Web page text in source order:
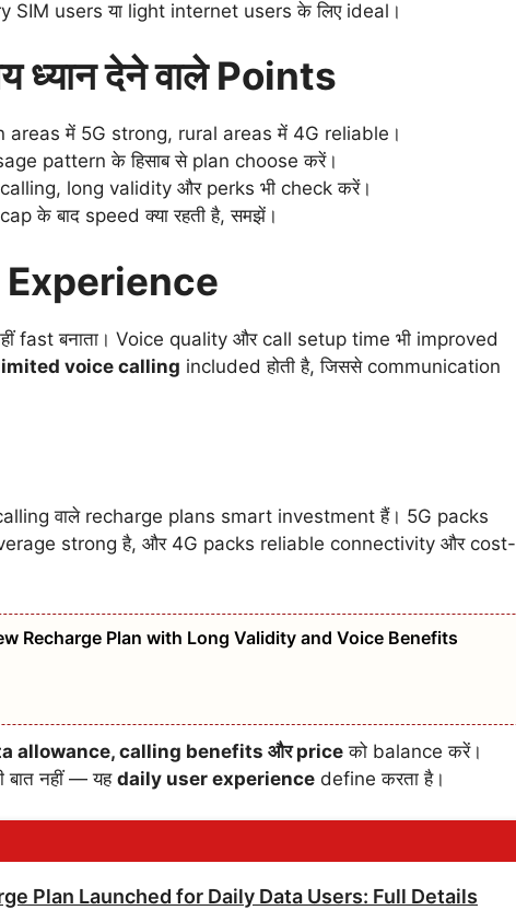
users या light internet users के लिए ideal।
देने वाले Points
areas में 5G strong, rural areas में 4G reliable।
pattern के हिसाब से plan choose करें।
long validity और perks भी check करें।
के बाद speed क्या रहती है, समझें।
fast बनाता। Voice quality और call setup time भी improved
voice calling included होती है, जिससे communication
वाले recharge plans smart investment हैं। 5G packs
strong है, और 4G packs reliable connectivity और cost-
Recharge Plan with Long Validity and Voice Benefits
allowance, calling benefits और price को balance करें।
नहीं — यहdaily user experience define करता है।
Plan Launched for Daily Data Users: Full Details